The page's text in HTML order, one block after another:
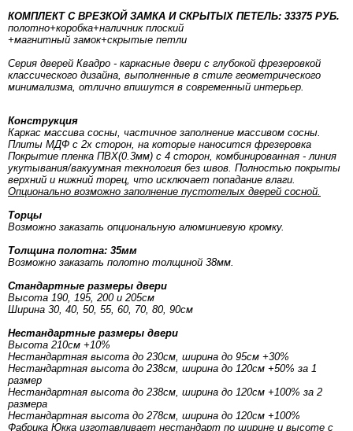
КОМПЛЕКТ С ВРЕЗКОЙ ЗАМКА И СКРЫТЫХ ПЕТЕЛЬ: 33375 РУБ.
полотно+коробка+наличник плоский
+магнитный замок+скрытые петли
Серия дверей Квадро - каркасные двери с глубокой фрезеровкой
классического дизайна, выполненные в стиле геометрического
минимализма, отлично впишутся в современный интерьер.
Конструкция
Каркас массива сосны, частичное заполнение массивом сосны.
Плиты МДФ с 2х сторон, на которые наносится фрезеровка
Покрытие пленка ПВХ(0.3мм) с 4 сторон, комбинированная - линия
укутывания/вакуумная технология без швов. Полностью покрыты
верхний и нижний торец, что исключает попадание влаги.
Опционально возможно заполнение пустотелых дверей сосной.
Торцы
Возможно заказать опциональную алюминиевую кромку.
Толщина полотна: 35мм
Возможно заказать полотно толщиной 38мм.
Стандартные размеры двери
Высота 190, 195, 200 и 205см
Ширина 30, 40, 50, 55, 60, 70, 80, 90см
Нестандартные размеры двери
Высота 210см +10%
Нестандартная высота до 230см, ширина до 95см +30%
Нестандартная высота до 238см, ширина до 120см +50% за 1
размер
Нестандартная высота до 238см, ширина до 120см +100% за 2
размера
Нестандартная высота до 278см, ширина до 120см +100%
Фабрика Юкка изготавливает нестандарт по ширине и высоте с